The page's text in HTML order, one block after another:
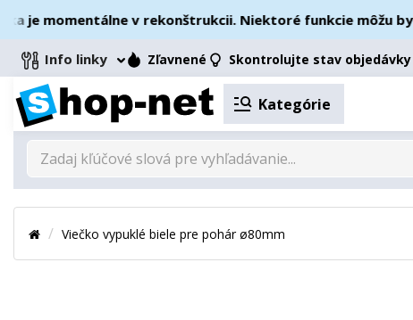
momentálne v rekonštrukcii. Niektoré funkcie môžu byť
Info linky Zľavnené Skontrolujte stav objedávky
Kategórie
Viečko vypuklé biele pre pohár ø80mm